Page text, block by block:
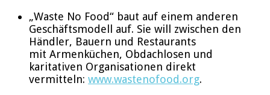
„Waste No Food“ baut auf einem anderen
Geschäftsmodell auf. Sie will zwischen den
Händler, Bauern und Restaurants
mit Armenküchen, Obdachlosen und
karitativen Organisationen direkt
vermitteln: www.wastenofood.org.